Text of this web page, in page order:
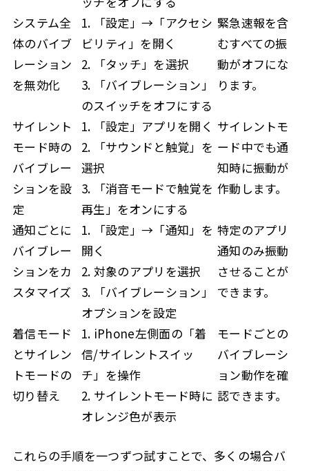
システム全
体のバイブ
レーション
を無効化
1. 「設定」→「アクセシ
ビリティ」を開く
2. 「タッチ」を選択
3. 「バイブレーション」
のスイッチをオフにする
緊急速報を含
むすべての振
動がオフにな
ります。
サイレント
モード時の
バイブレー
ションを設
定
1. 「設定」アプリを開く
2. 「サウンドと触覚」を
選択
3. 「消音モードで触覚を
再生」をオンにする
サイレントモ
ード中でも通
知時に振動が
作動します。
通知ごとに
バイブレー
ションをカ
スタマイズ
1. 「設定」→「通知」を
開く
2. 対象のアプリを選択
3. 「バイブレーション」
オプションを設定
特定のアプリ
通知のみ振動
させることが
できます。
着信モード
とサイレン
トモードの
切り替え
1. iPhone左側面の「着
信/サイレントスイッ
チ」を操作
2. サイレントモード時に
オレンジ色が表示
モードごとの
バイブレーシ
ョン動作を確
認できます。
これらの手順を一つずつ試すことで、多くの場合バ